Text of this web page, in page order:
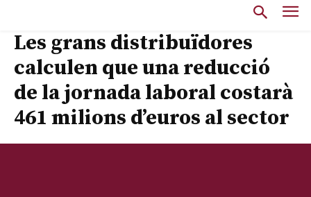
Les grans distribuïdores
calculen que una reducció
de la jornada laboral costarà
461 milions d’euros al sector